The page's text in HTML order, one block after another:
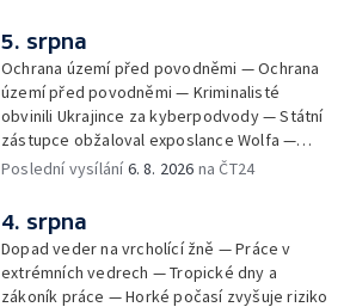
Kempování v horkém počasí — Výběr ze
sociálních sítí Události Ostrava — Zkoumání
horka na zastávkách MHD — Promítání filmu
Odyssea z 35 mm pásu
5. srpna
Ochrana území před povodněmi — Ochrana
území před povodněmi — Kriminalisté
obvinili Ukrajince za kyberpodvody — Státní
zástupce obžaloval exposlance Wolfa —
Péče o hospodářská zvířata ve vedrech —
depozitu Vlastivědného muzea Olomouc —
Zakládání nových dětských skupin — Výběr
ze sociálních sítí Události Ostrava — Tresty
pro fotbalisty za korupci — Po stopách
Poslední vysílání6. 8. 2026 na ČT24
4. srpna
Dopad veder na vrcholící žně — Práce v
extrémních vedrech — Tropické dny a
zákoník práce — Horké počasí zvyšuje riziko